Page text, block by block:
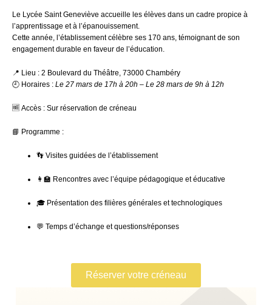
Le Lycée Saint Geneviève accueille les élèves dans un cadre propice à
l’apprentissage et à l’épanouissement.
Cette année, l’établissement célèbre ses 170 ans, témoignant de son
engagement durable en faveur de l’éducation.
📍 Lieu : 2 Boulevard du Théâtre, 73000 Chambéry
🕘 Horaires : Le 27 mars de 17h à 20h – Le 28 mars de 9h à 12h
🆓 Accès : Sur réservation de créneau
📘 Programme :
👣 Visites guidées de l’établissement
👩‍🏫 Rencontres avec l’équipe pédagogique et éducative
🎓 Présentation des filières générales et technologiques
💬 Temps d’échange et questions/réponses
Réserver votre créneau